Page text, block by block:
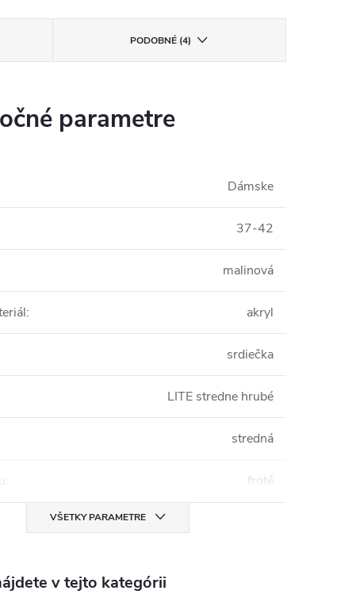
PODOBNÉ (4)
parametre
Dámske
37-42
malinová
: akryl
srdiečka
LITE stredne hrubé
stredná
: froté
VŠETKY PARAMETRE
v tejto kategórii